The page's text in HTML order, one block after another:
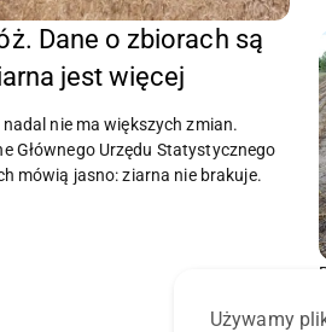
Dane o zbiorach są
jest więcej
nie ma większych zmian.
Głównego Urzędu Statystycznego
mówią jasno: ziarna nie brakuje.
Używamy